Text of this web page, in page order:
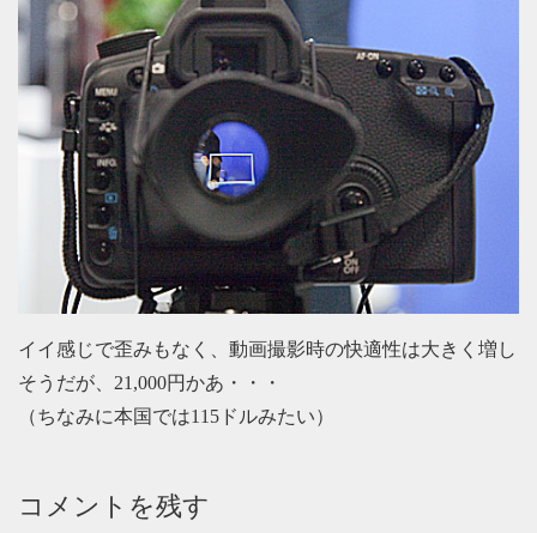
イイ感じで歪みもなく、動画撮影時の快適性は大きく増し
そうだが、21,000円かあ・・・
（ちなみに本国では115ドルみたい）
コメントを残す